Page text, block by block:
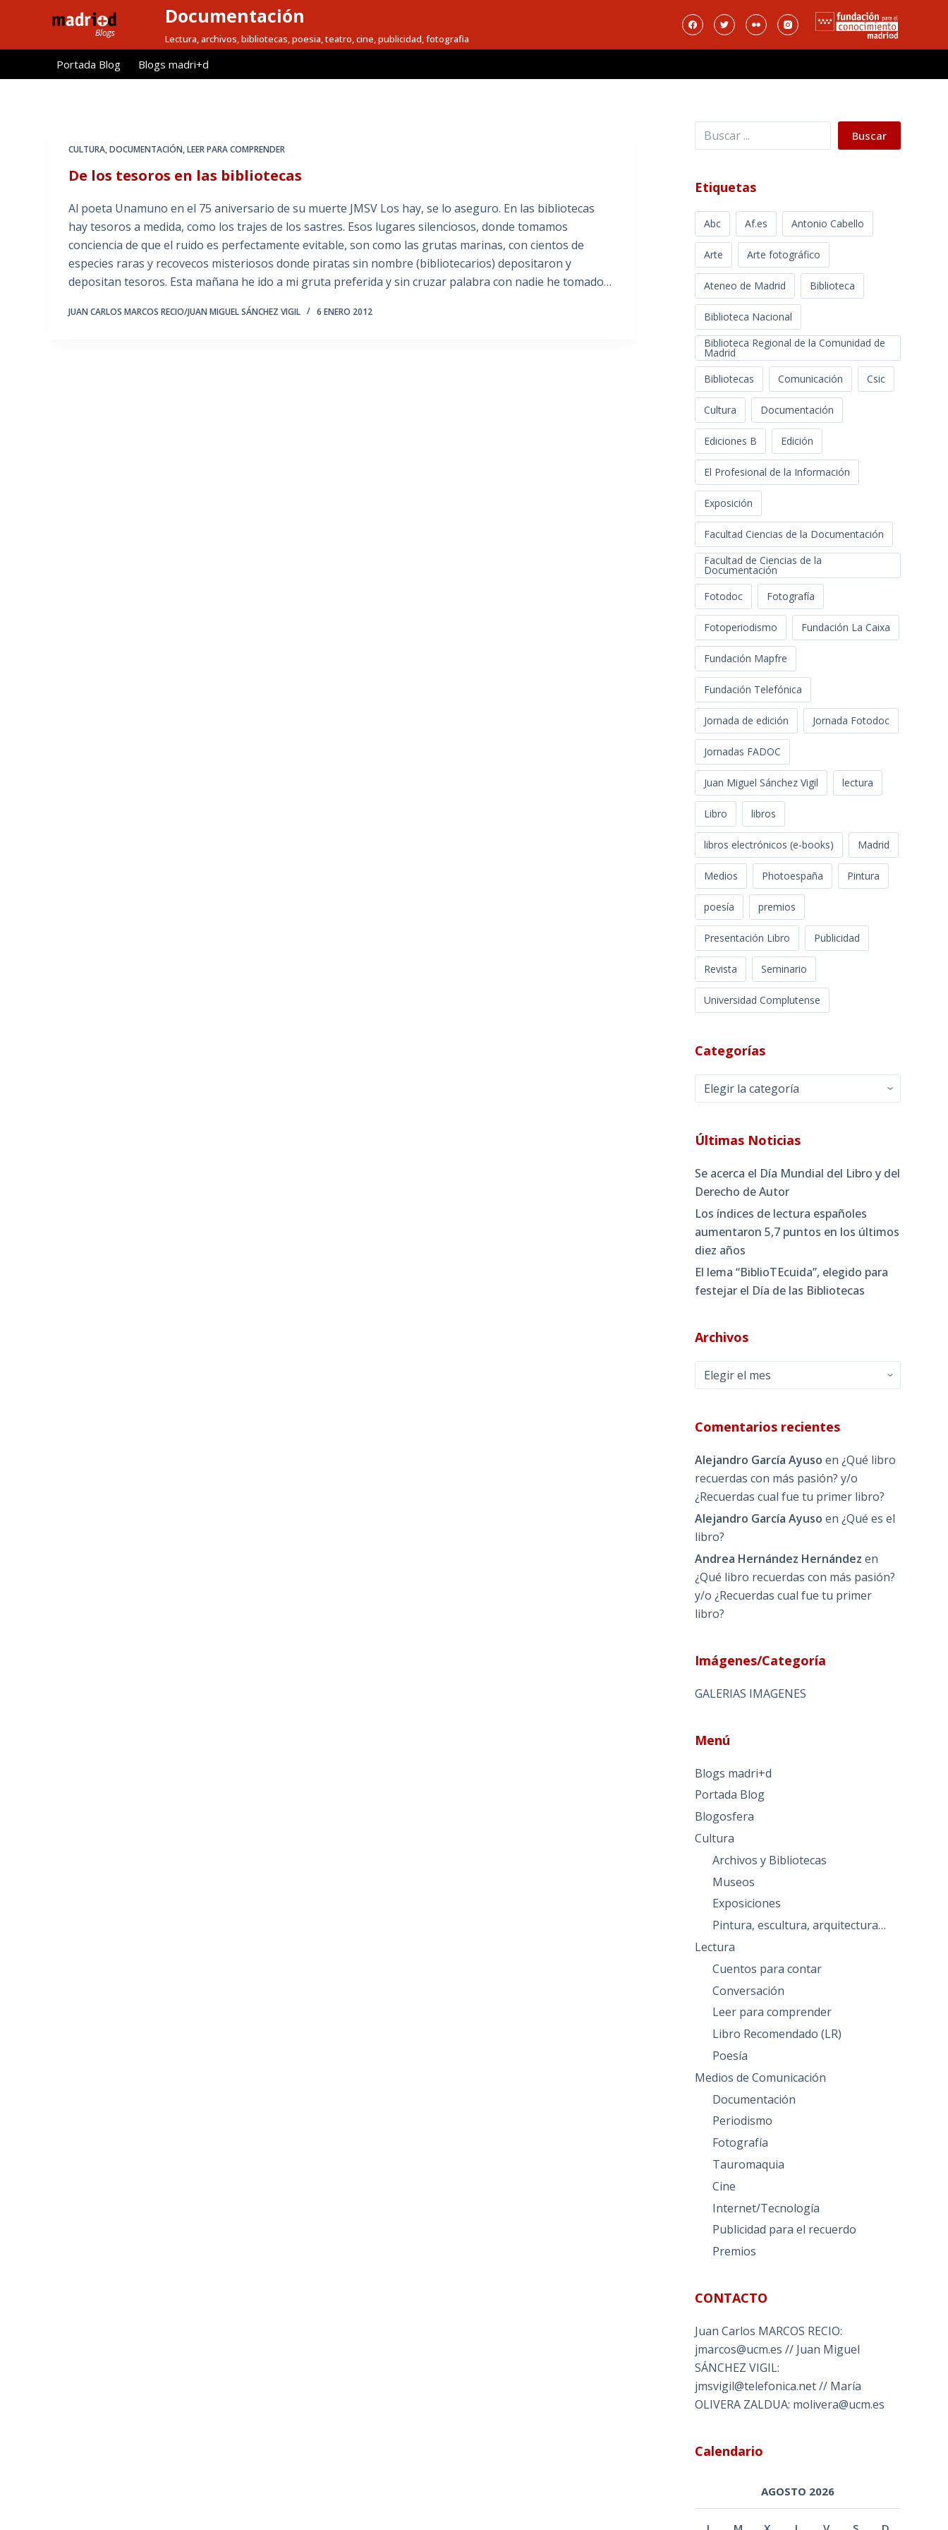
l
Documentación
Lectura, archivos, bibliotecas, poesia, teatro, cine, publicidad, fotografia
Portada Blog Blogs madri+d
CULTURA,DOCUMENTACIÓN,LEER PARA COMPRENDER
De los tesoros en las bibliotecas
Al poeta Unamuno en el 75 aniversario de su muerte JMSV Los hay, se lo aseguro. En las bibliotecas
hay tesoros a medida, como los trajes de los sastres. Esos lugares silenciosos, donde tomamos
conciencia de que el ruido es perfectamente evitable, son como las grutas marinas, con cientos de
especies raras y recovecos misteriosos donde piratas sin nombre (bibliotecarios) depositaron y
depositan tesoros. Esta mañana he ido a mi gruta preferida y sin cruzar palabra con nadie he tomado…
JUAN CARLOS MARCOS RECIO/JUAN MIGUEL SÁNCHEZ VIGIL 6 ENERO 2012
Buscar Buscar
Etiquetas
Abc Af.es Antonio Cabello
Arte Arte fotográfico
Ateneo de Madrid Biblioteca
Biblioteca Nacional
Biblioteca Regional de la Comunidad de
Madrid
Bibliotecas
Comunicación Csic
Cultura Documentación
Ediciones B Edición
El Profesional de la Información
Exposición
Facultad Ciencias de la Documentación
Facultad de Ciencias de la
Documentación
Fotodoc
Fotografía
Fotoperiodismo Fundación La Caixa
Fundación Mapfre
Fundación Telefónica
Jornada de edición Jornada Fotodoc
Jornadas FADOC
Juan Miguel Sánchez Vigil lectura
Libro libros
libros electrónicos (e-books) Madrid
Medios Photoespaña Pintura
poesía premios
Presentación Libro Publicidad
Revista Seminario
Universidad Complutense
Categorías
Categorías
Últimas Noticias
Se acerca el Día Mundial del Libro y del
Derecho de Autor
Los índices de lectura españoles
aumentaron 5,7 puntos en los últimos
diez años
El lema “BiblioTEcuida”, elegido para
festejar el Día de las Bibliotecas
Archivos
Archivos
Comentarios recientes
Alejandro García Ayuso en¿Qué libro
recuerdas con más pasión? y/o
¿Recuerdas cual fue tu primer libro?
Alejandro García Ayuso en¿Qué es el
libro?
Andrea Hernández Hernández en
¿Qué libro recuerdas con más pasión?
y/o ¿Recuerdas cual fue tu primer
libro?
Imágenes/Categoría
GALERIAS IMAGENES
Menú
Blogs madri+d
Portada Blog
Blogosfera
Cultura
Archivos y Bibliotecas
Museos
Exposiciones
Pintura, escultura, arquitectura…
Lectura
Cuentos para contar
Conversación
Leer para comprender
Libro Recomendado (LR)
Poesía
Medios de Comunicación
Documentación
Periodismo
Fotografía
Tauromaquia
Cine
Internet/Tecnología
Publicidad para el recuerdo
Premios
CONTACTO
Juan Carlos MARCOS RECIO:
jmarcos@ucm.es // Juan Miguel
SÁNCHEZ VIGIL:
jmsvigil@telefonica.net // María
OLIVERA ZALDUA: molivera@ucm.es
Calendario
AGOSTO 2026